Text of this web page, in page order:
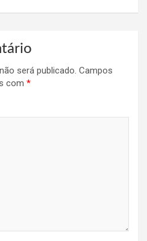
será publicado. Campos
com *